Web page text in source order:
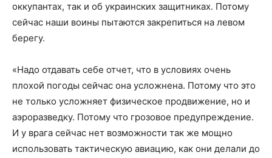
оккупантах, так и об украинских защитниках. Потому
сейчас наши воины пытаются закрепиться на левом
берегу.
«Надо отдавать себе отчет, что в условиях очень
плохой погоды сейчас она усложнена. Потому что это
не только усложняет физическое продвижение, но и
аэроразведку. Потому что грозовое предупреждение.
И у врага сейчас нет возможности так же мощно
использовать тактическую авиацию, как они делали до